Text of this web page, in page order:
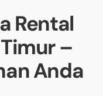
Rental
–
Anda